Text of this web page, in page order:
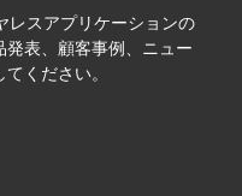
レスアプリケーションの
表、顧客事例、ニュー
ください。